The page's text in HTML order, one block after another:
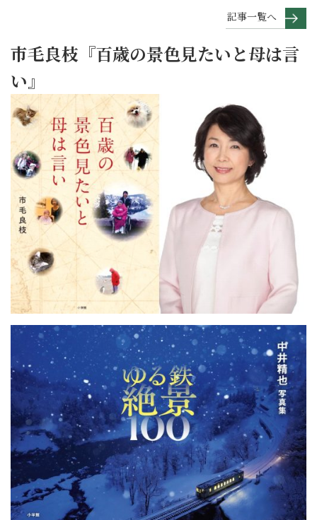
記事一覧へ
市毛良枝『百歳の景色見たいと母は言
い』